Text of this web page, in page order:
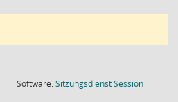
Software:SitzungsdienstSession(Wird in